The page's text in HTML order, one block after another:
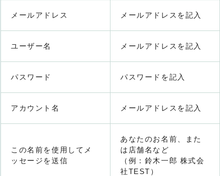
メールアドレス メールアドレスを記入
ユーザー名 メールアドレスを記入
パスワード パスワードを記入
アカウント名 メールアドレスを記入
この名前を使用してメ
ッセージを送信
あなたのお名前、また
は店舗名など
（例：鈴木一郎 株式会
社TEST）